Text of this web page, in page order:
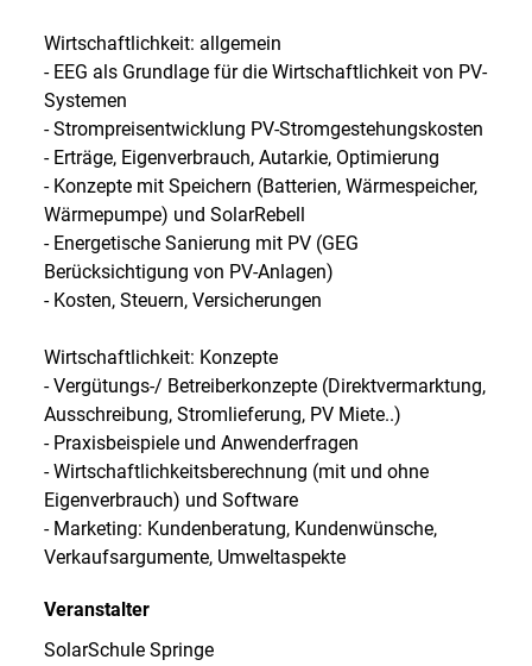
Wirtschaftlichkeit: allgemein
- EEG als Grundlage für die Wirtschaftlichkeit von PV-
Systemen
- Strompreisentwicklung PV-Stromgestehungskosten
- Erträge, Eigenverbrauch, Autarkie, Optimierung
- Konzepte mit Speichern (Batterien, Wärmespeicher,
Wärmepumpe) und SolarRebell
- Energetische Sanierung mit PV (GEG
Berücksichtigung von PV-Anlagen)
- Kosten, Steuern, Versicherungen
Wirtschaftlichkeit: Konzepte
- Vergütungs-/ Betreiberkonzepte (Direktvermarktung,
Ausschreibung, Stromlieferung, PV Miete..)
- Praxisbeispiele und Anwenderfragen
- Wirtschaftlichkeitsberechnung (mit und ohne
Eigenverbrauch) und Software
- Marketing: Kundenberatung, Kundenwünsche,
Verkaufsargumente, Umweltaspekte
Veranstalter
SolarSchule Springe